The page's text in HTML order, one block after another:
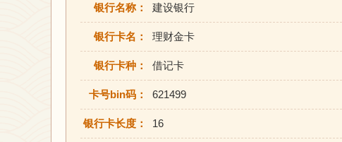
银行名称： 建设银行
银行卡名： 理财金卡
银行卡种： 借记卡
卡号bin码： 621499
银行卡长度： 16